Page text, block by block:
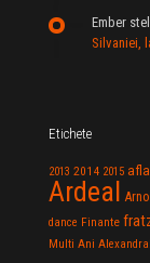
Ember
Silvaniei,
Etichete
2013 2014 2015
Ardeal
dance Finante
Multi Ani Alexandra!